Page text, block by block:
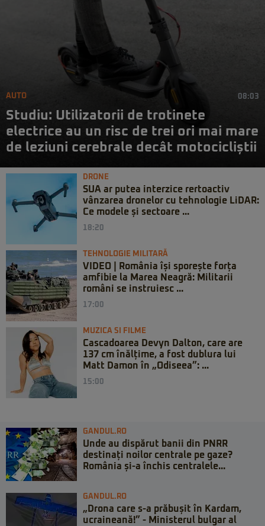
AUTO 08:03
Studiu: Utilizatorii de trotinete
electrice au un risc de trei ori mai mare
de leziuni cerebrale decât motocicliștii
DRONE
SUA ar putea interzice rertoactiv
vânzarea dronelor cu tehnologie LiDAR:
Ce modele și sectoare ...
18:20
TEHNOLOGIE MILITARĂ
VIDEO | România își sporește forța
amfibie la Marea Neagră: Militarii
români se instruiesc ...
17:00
MUZICA SI FILME
Cascadoarea Devyn Dalton, care are
137 cm înălțime, a fost dublura lui
Matt Damon în „Odiseea”: ...
15:00
GANDUL.RO
Unde au dispărut banii din PNRR
destinați noilor centrale pe gaze?
România și-a închis centralele...
GANDUL.RO
„Drona care s-a prăbușit în Kardam,
ucraineană!” - Ministerul bulgar al